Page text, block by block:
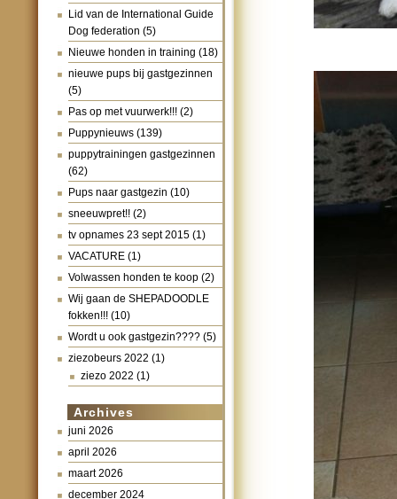
Lid van de International Guide
Dog federation (5)
Nieuwe honden in training (18)
nieuwe pups bij gastgezinnen
(5)
Pas op met vuurwerk!!! (2)
Puppynieuws (139)
puppytrainingen gastgezinnen
(62)
Pups naar gastgezin (10)
sneeuwpret!! (2)
tv opnames 23 sept 2015 (1)
VACATURE (1)
Volwassen honden te koop (2)
Wij gaan de SHEPADOODLE
fokken!!! (10)
Wordt u ook gastgezin???? (5)
ziezobeurs 2022 (1)
ziezo 2022 (1)
Archives
juni 2026
april 2026
maart 2026
december 2024